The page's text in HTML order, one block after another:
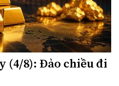
(4/8): Đảo chiều đi